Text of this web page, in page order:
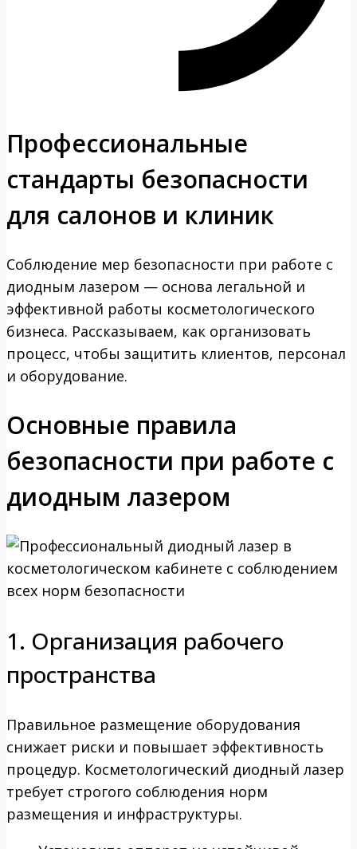
Профессиональные
стандарты безопасности
для салонов и клиник
Соблюдение мер безопасности при работе с
диодным лазером — основа легальной и
эффективной работы косметологического
бизнеса. Рассказываем, как организовать
процесс, чтобы защитить клиентов, персонал
и оборудование.
Основные правила
безопасности при работе с
диодным лазером
1. Организация рабочего
пространства
Правильное размещение оборудования
снижает риски и повышает эффективность
процедур. Косметологический диодный лазер
требует строгого соблюдения норм
размещения и инфраструктуры.